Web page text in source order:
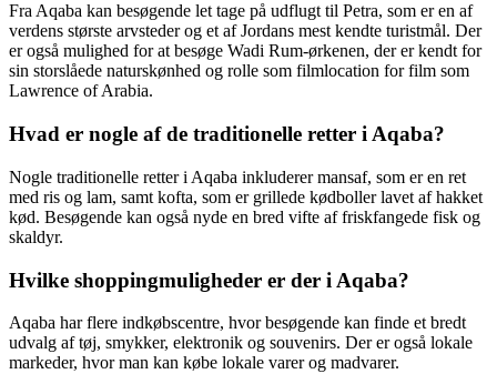
Fra Aqaba kan besøgende let tage på udflugt til Petra, som er en af ​​
verdens største arvsteder og et af Jordans mest kendte turistmål. Der
er også mulighed for at besøge Wadi Rum-ørkenen, der er kendt for
sin storslåede naturskønhed og rolle som filmlocation for film som
Lawrence of Arabia.
Hvad er nogle af de traditionelle retter i Aqaba?
Nogle traditionelle retter i Aqaba inkluderer mansaf, som er en ret
med ris og lam, samt kofta, som er grillede kødboller lavet af hakket
kød. Besøgende kan også nyde en bred vifte af friskfangede fisk og
skaldyr.
Hvilke shoppingmuligheder er der i Aqaba?
Aqaba har flere indkøbscentre, hvor besøgende kan finde et bredt
udvalg af tøj, smykker, elektronik og souvenirs. Der er også lokale
markeder, hvor man kan købe lokale varer og madvarer.